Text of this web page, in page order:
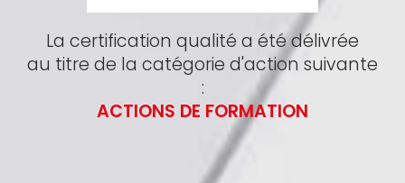
La certification qualité a été délivrée
au titre de la catégorie d'action suivante
:
ACTIONS DE FORMATION